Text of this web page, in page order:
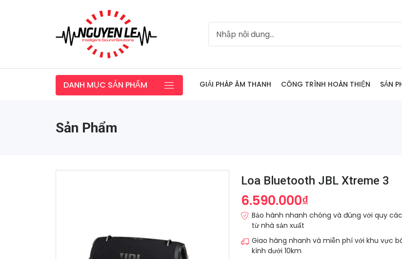
DANH MỤC SẢN PHẨM GIẢI PHÁP ÂM THANH CÔNG TRÌNH HOÀN THIỆN SẢN
Sản Phẩm
Loa Bluetooth JBL Xtreme 3
6.590.000₫
Bảo hành nhanh chóng và đúng với quy
từ nhà sản xuất
Giao hàng nhanh và miễn phí với khu vực
kính dưới 10km